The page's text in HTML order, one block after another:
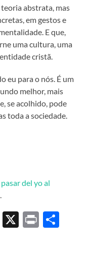
abstrata, mas
em gestos e
E que,
uma cultura, uma
cristã.
eu para o nós. É um
melhor, mais
se acolhido, pode
toda a sociedade.
del yo al
Pocket
X Print